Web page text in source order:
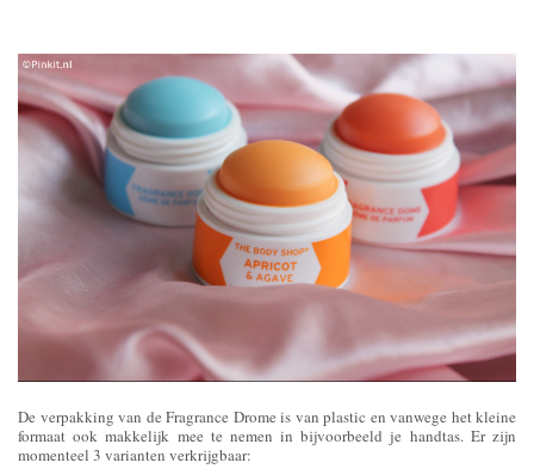
De verpakking van de Fragrance Drome is van plastic en vanwege het kleine
formaat ook makkelijk mee te nemen in bijvoorbeeld je handtas. Er zijn
momenteel 3 varianten verkrijgbaar: